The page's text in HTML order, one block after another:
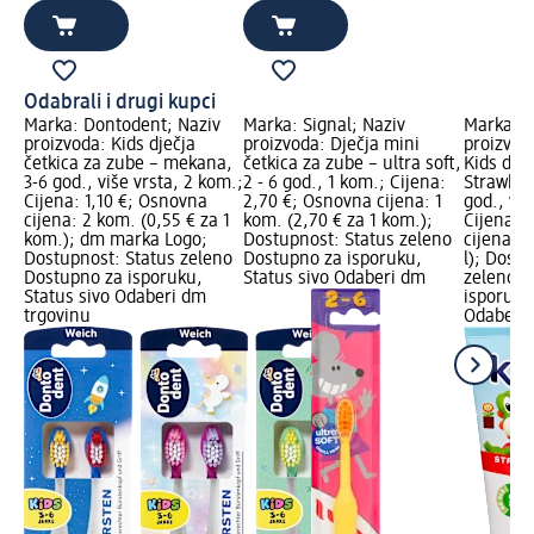
Odabrali i drugi kupci
Marka: Dontodent; Naziv
proizvoda: Kids dječja
četkica za zube – mekana,
3-6 god., više vrsta, 2 kom.;
Cijena: 1,10 €; Osnovna
cijena: 2 kom. (0,55 € za 1
kom.); dm marka Logo;
Dostupnost: Status zeleno
Dostupno za isporuku,
Status sivo Odaberi dm
trgovinu
Marka: Signal; Naziv
proizvoda: Dječja mini
četkica za zube – ultra soft,
2 - 6 god., 1 kom.; Cijena:
2,70 €; Osnovna cijena: 1
kom. (2,70 € za 1 kom.);
Dostupnost: Status zeleno
Dostupno za isporuku,
Status sivo Odaberi dm
Marka:
Kids
god.,
Cijena:
cijena:
l);
zeleno
Odaberi